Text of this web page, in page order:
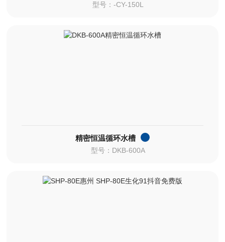
型号：-CY-150L
精密恒温循环水槽
型号：DKB-600A